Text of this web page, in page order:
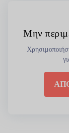
Μην